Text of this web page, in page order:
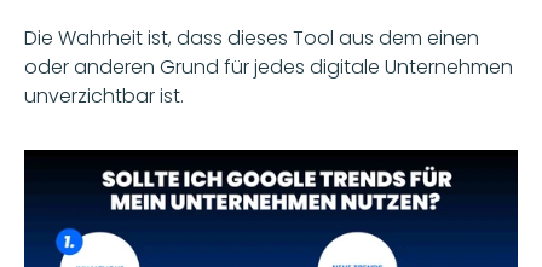
Die Wahrheit ist, dass dieses Tool aus dem einen
oder anderen Grund für jedes digitale Unternehmen
unverzichtbar ist.